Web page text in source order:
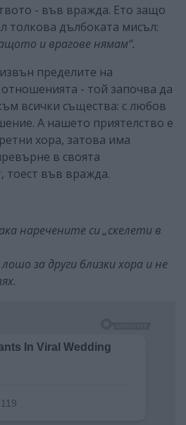
- във вражда. Ето защо
толкова дълбоката мисъл:
и врагове нямам“.
пределите на
- той започва да
всички същества: с любов
А нашето приятелство е
хора, затова има
в своята
тоест във вражда.
наречените си „скелети в
за други близки хора и не